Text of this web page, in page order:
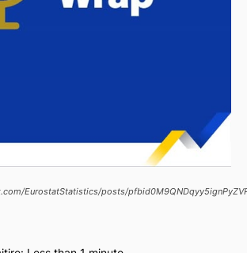
EurostatStatistics/posts/